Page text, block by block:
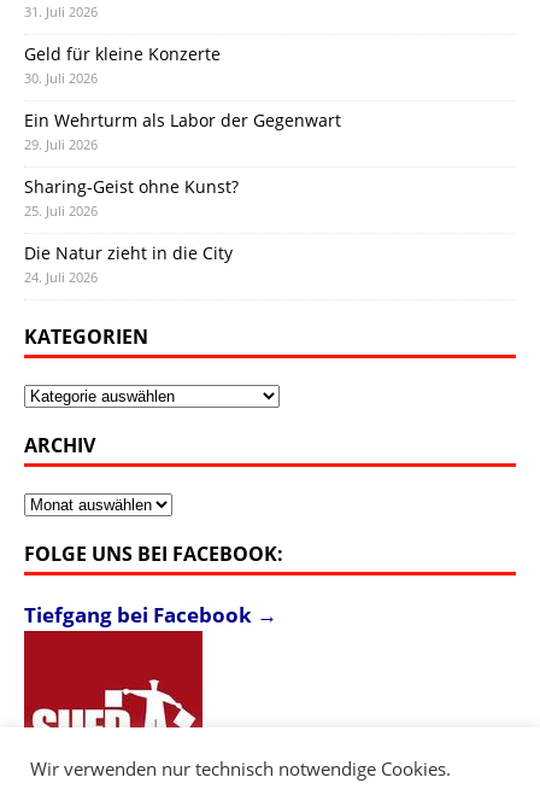
31. Juli 2026
Geld für kleine Konzerte
30. Juli 2026
Ein Wehrturm als Labor der Gegenwart
29. Juli 2026
Sharing-Geist ohne Kunst?
25. Juli 2026
Die Natur zieht in die City
24. Juli 2026
KATEGORIEN
Kategorien
ARCHIV
Archiv
FOLGE UNS BEI FACEBOOK:
Tiefgang bei Facebook →
Wir verwenden nur technisch notwendige Cookies.